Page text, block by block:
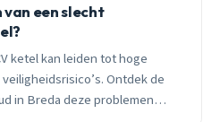
een slecht
ketel kan leiden tot hoge
Ontdek de
in Breda deze problemen